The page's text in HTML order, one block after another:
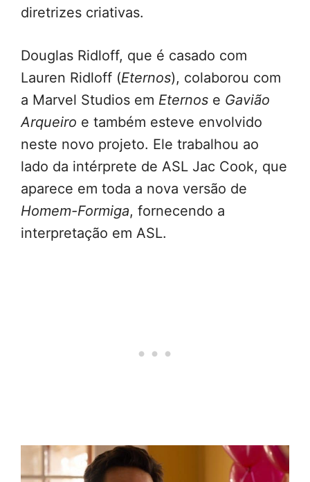
diretrizes criativas.
Douglas Ridloff, que é casado com
Lauren Ridloff (Eternos), colaborou com
a Marvel Studios em Eternos e Gavião
Arqueiro e também esteve envolvido
neste novo projeto. Ele trabalhou ao
lado da intérprete de ASL Jac Cook, que
aparece em toda a nova versão de
Homem-Formiga, fornecendo a
interpretação em ASL.